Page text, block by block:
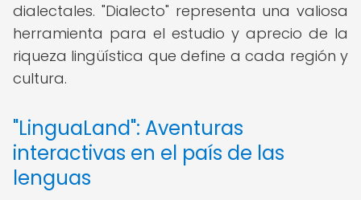
dialectales. "Dialecto" representa una valiosa
herramienta para el estudio y aprecio de la
riqueza lingüística que define a cada región y
cultura.
"LinguaLand": Aventuras
interactivas en el país de las
lenguas